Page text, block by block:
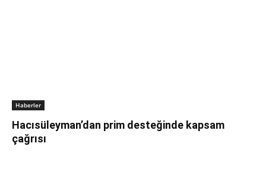
Haberler
Hacısüleyman’dan prim desteğinde kapsam
çağrısı